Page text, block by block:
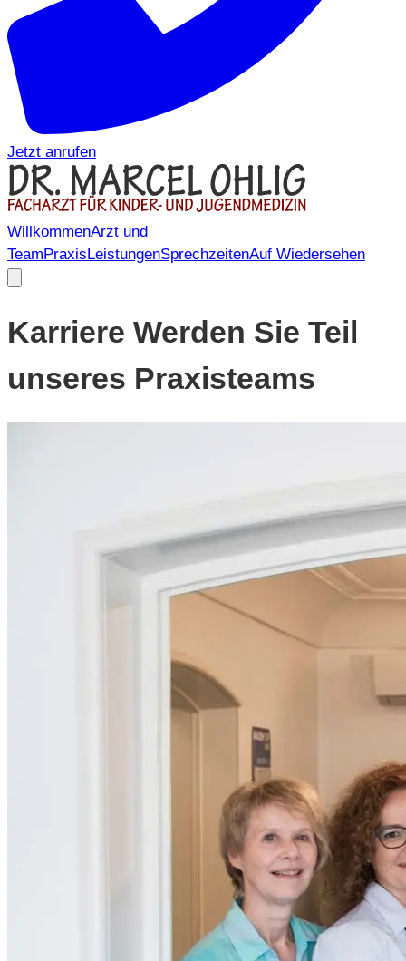
Jetzt anrufen
WillkommenArzt und
TeamPraxisLeistungenSprechzeitenAuf Wiedersehen
Karriere Werden Sie Teil
unseres Praxisteams